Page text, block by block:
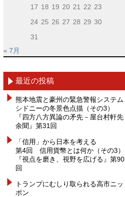
17 18 19 20 21 22 23
24 25 26 27 28 29 30
31
« 7月
最近の投稿
熊本地震と豪州の緊急警報システム
シドニーの冬景色点描（その3）
『四方八方異論の矛先－屋台村軒先
余聞』第31回
「信用」から日本を考える
第4回 信用貨幣とは何か（その3）
『視点を磨き、視野を広げる』第90
回
トランプにむしり取られる高市ニッ
ポン